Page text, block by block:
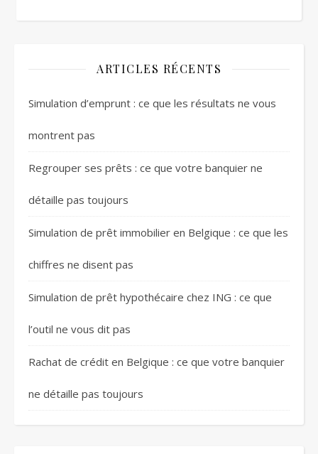
ARTICLES RÉCENTS
Simulation d’emprunt : ce que les résultats ne vous
montrent pas
Regrouper ses prêts : ce que votre banquier ne
détaille pas toujours
Simulation de prêt immobilier en Belgique : ce que les
chiffres ne disent pas
Simulation de prêt hypothécaire chez ING : ce que
l’outil ne vous dit pas
Rachat de crédit en Belgique : ce que votre banquier
ne détaille pas toujours